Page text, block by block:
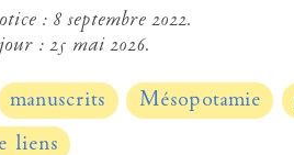
: 8 septembre 2022.
: 25 mai 2026.
manuscrits Mésopotamie
liens